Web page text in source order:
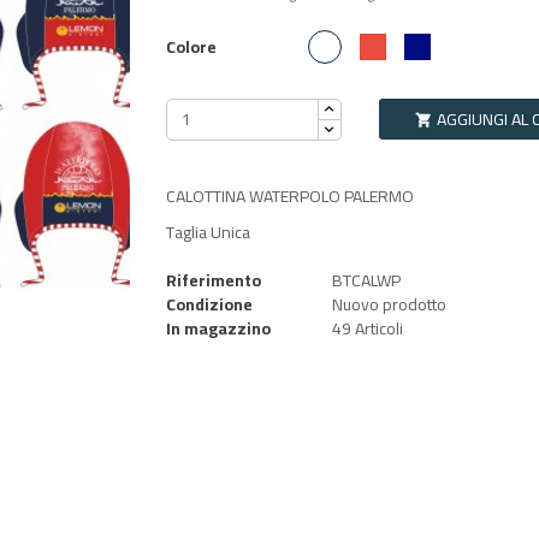
Colore Bianco
 AGGIUNGI AL
CALOTTINA WATERPOLO PALERMO
Taglia Unica
Riferimento
BTCALWP
Condizione Nuovo prodotto
In magazzino 49 Articoli